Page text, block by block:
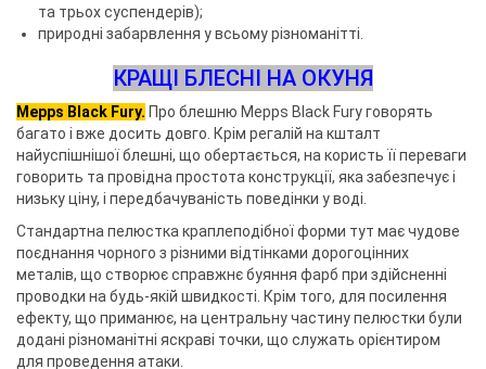
та трьох суспендерів);
природні забарвлення у всьому різноманітті.
КРАЩІ БЛЕСНІ НА ОКУНЯ
Mepps Black Fury. Про блешню Mepps Black Fury говорять
багато і вже досить довго. Крім регалій на кшталт
найуспішнішої блешні, що обертається, на користь її переваги
говорить та провідна простота конструкції, яка забезпечує і
низьку ціну, і передбачуваність поведінки у воді.
Стандартна пелюстка краплеподібної форми тут має чудове
поєднання чорного з різними відтінками дорогоцінних
металів, що створює справжнє буяння фарб при здійсненні
проводки на будь-якій швидкості. Крім того, для посилення
ефекту, що приманює, на центральну частину пелюстки були
додані різноманітні яскраві точки, що служать орієнтиром
для проведення атаки.